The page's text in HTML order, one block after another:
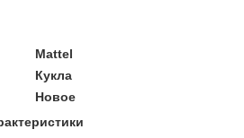
Mattel
Кукла
Новое